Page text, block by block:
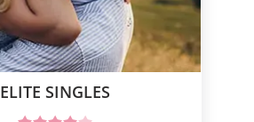
ELITE SINGLES